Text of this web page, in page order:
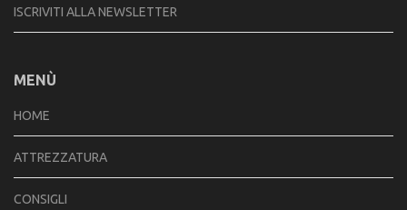
ISCRIVITI ALLA NEWSLETTER
MENÙ
HOME
ATTREZZATURA
CONSIGLI